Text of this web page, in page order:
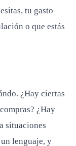
tu gasto
o que estás
¿Hay ciertas
¿Hay
situaciones
lenguaje, y